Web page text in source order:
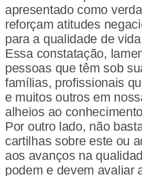
apresentado como
reforçam atitudes
para a qualidade de
Essa constatação,
pessoas que têm sob
famílias, profissionais
e muitos outros em
alheios ao
Por outro lado, não
cartilhas sobre este ou
aos avanços na
podem e devem avaliar